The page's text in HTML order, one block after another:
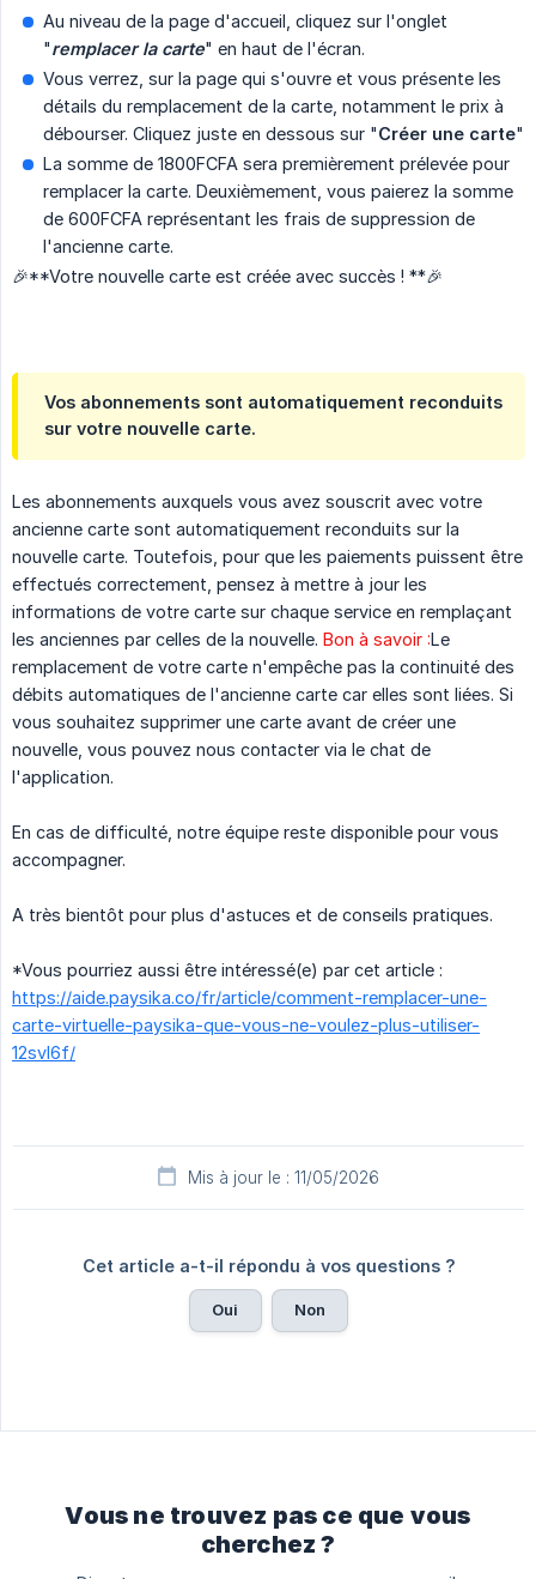
Au niveau de la page d'accueil, cliquez sur l'onglet
"remplacer la carte" en haut de l'écran.
Vous verrez, sur la page qui s'ouvre et vous présente les
détails du remplacement de la carte, notamment le prix à
débourser. Cliquez juste en dessous sur "Créer une carte"
La somme de 1800FCFA sera premièrement prélevée pour
remplacer la carte. Deuxièmement, vous paierez la somme
de 600FCFA représentant les frais de suppression de
l'ancienne carte.
🎉**Votre nouvelle carte est créée avec succès ! **🎉
Vos abonnements sont automatiquement reconduits
sur votre nouvelle carte.
Les abonnements auxquels vous avez souscrit avec votre
ancienne carte sont automatiquement reconduits sur la
nouvelle carte. Toutefois, pour que les paiements puissent être
effectués correctement, pensez à mettre à jour les
informations de votre carte sur chaque service en remplaçant
les anciennes par celles de la nouvelle. Bon à savoir :Le
remplacement de votre carte n'empêche pas la continuité des
débits automatiques de l'ancienne carte car elles sont liées. Si
vous souhaitez supprimer une carte avant de créer une
nouvelle, vous pouvez nous contacter via le chat de
l'application.
En cas de difficulté, notre équipe reste disponible pour vous
accompagner.
A très bientôt pour plus d'astuces et de conseils pratiques.
*Vous pourriez aussi être intéressé(e) par cet article :
https://aide.paysika.co/fr/article/comment-remplacer-une-
carte-virtuelle-paysika-que-vous-ne-voulez-plus-utiliser-
12svl6f/
Mis à jour le : 11/05/2026
Cet article a-t-il répondu à vos questions ?
Oui Non
Vous ne trouvez pas ce que vous
cherchez ?